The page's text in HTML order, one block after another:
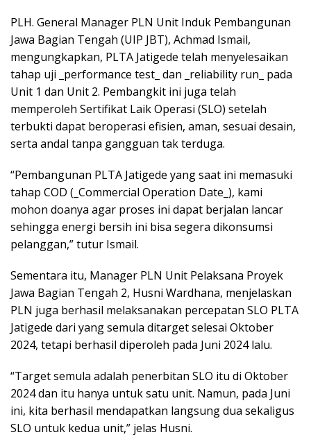
PLH. General Manager PLN Unit Induk Pembangunan
Jawa Bagian Tengah (UIP JBT), Achmad Ismail,
mengungkapkan, PLTA Jatigede telah menyelesaikan
tahap uji _performance test_ dan _reliability run_ pada
Unit 1 dan Unit 2. Pembangkit ini juga telah
memperoleh Sertifikat Laik Operasi (SLO) setelah
terbukti dapat beroperasi efisien, aman, sesuai desain,
serta andal tanpa gangguan tak terduga.
“Pembangunan PLTA Jatigede yang saat ini memasuki
tahap COD (_Commercial Operation Date_), kami
mohon doanya agar proses ini dapat berjalan lancar
sehingga energi bersih ini bisa segera dikonsumsi
pelanggan,” tutur Ismail.
Sementara itu, Manager PLN Unit Pelaksana Proyek
Jawa Bagian Tengah 2, Husni Wardhana, menjelaskan
PLN juga berhasil melaksanakan percepatan SLO PLTA
Jatigede dari yang semula ditarget selesai Oktober
2024, tetapi berhasil diperoleh pada Juni 2024 lalu.
“Target semula adalah penerbitan SLO itu di Oktober
2024 dan itu hanya untuk satu unit. Namun, pada Juni
ini, kita berhasil mendapatkan langsung dua sekaligus
SLO untuk kedua unit,” jelas Husni.